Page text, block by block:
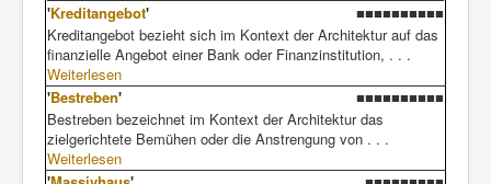
'Kreditangebot'
■■■■■■■■■■
Kreditangebot bezieht sich im Kontext der Architektur auf das
finanzielle Angebot einer Bank oder Finanzinstitution, . . .
Weiterlesen
'Bestreben'
■■■■■■■■■■
Bestreben bezeichnet im Kontext der Architektur das
zielgerichtete Bemühen oder die Anstrengung von . . .
Weiterlesen